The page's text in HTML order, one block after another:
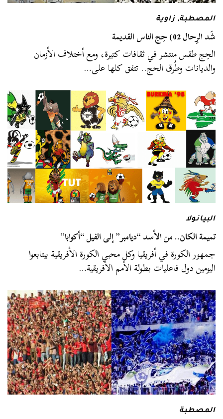
المصطبة, زاوية
شَد الرِحال 02) حِج الناس القديمة
الحِج طقس منتشر في ثقافات كتيرة، ومع أختلاف الأزمان
والديانات وطُرق الحج.. تتفق كلها على…
البيانولا
تميمة الكان.. من الأسد “ديامبر” إلى الفيل “أكوابا”
جمهور الكورة في أفريقيا وكل محبي الكورة الأفريقية بيتابعوا
اليومين دول فاعليات بطولة الأمم الأفريقية…
المصطبة